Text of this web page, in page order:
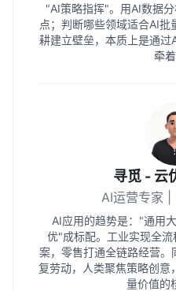
"AI策略指挥"。用AI数据
点；判断哪些领域适合AI
耕建立壁垒，本质上是通
牵着
寻觅 - 云
AI运营专家 |
AI应用的趋势是："通用
优"成标配。工业实现全
案，零售打通全链路经营
复劳动，人类聚焦策略创意
量价值的